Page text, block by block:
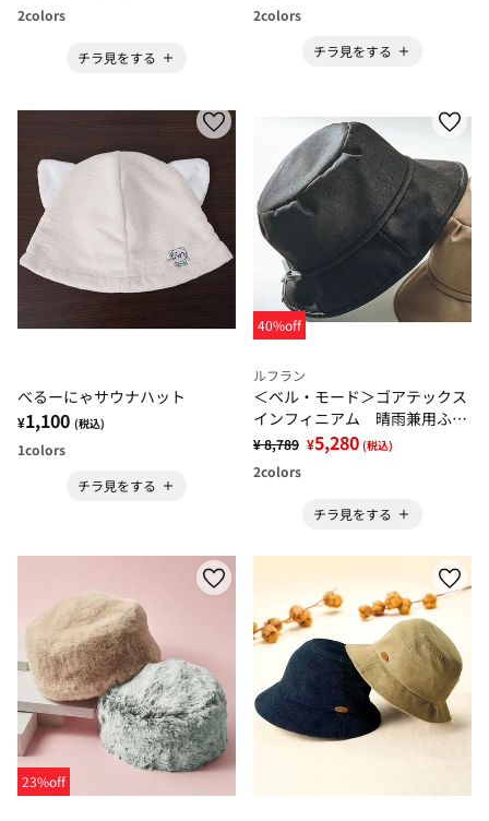
2colors
チラ見をする
2colors
チラ見をする
べるーにゃサウナハット
¥1,100 (税込)
1colors
チラ見をする
40%off
ルフラン
＜ベル・モード＞ゴアテックス
インフィニアム 晴雨兼用ふん
わりデニムクローシュ
¥ 8,789 ¥5,280 (税込)
2colors
チラ見をする
23%off